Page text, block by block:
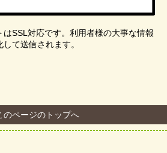
はSSL対応です。利用者様の大事な情報
して送信されます。
のページのトップへ